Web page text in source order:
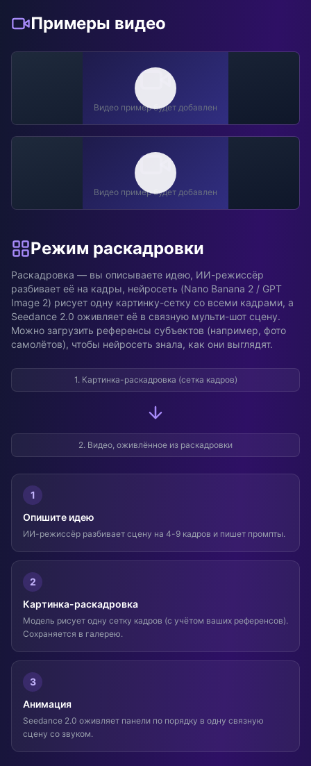
Примеры видео
Видео пример будет добавлен
Видео пример будет добавлен
Режим раскадровки
Раскадровка — вы описываете идею, ИИ-режиссёр
разбивает её на кадры, нейросеть (Nano Banana 2 / GPT
Image 2) рисует одну картинку-сетку со всеми кадрами, а
Seedance 2.0 оживляет её в связную мульти-шот сцену.
Можно загрузить референсы субъектов (например, фото
самолётов), чтобы нейросеть знала, как они выглядят.
Пример будет добавлен
1. Картинка-раскадровка (сетка кадров)
Видео пример будет добавлен
2. Видео, оживлённое из раскадровки
1
Опишите идею
ИИ-режиссёр разбивает сцену на 4-9 кадров и пишет промпты.
2
Картинка-раскадровка
Модель рисует одну сетку кадров (с учётом ваших референсов).
Сохраняется в галерею.
3
Анимация
Seedance 2.0 оживляет панели по порядку в одну связную
сцену со звуком.